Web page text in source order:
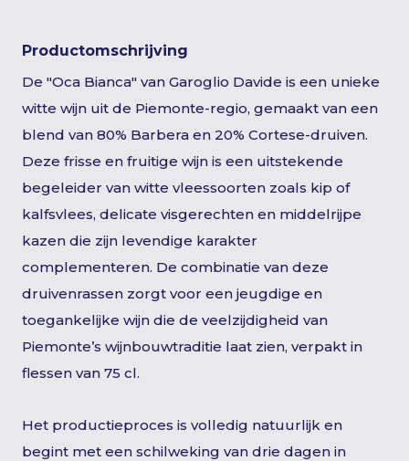
Productomschrijving
De "Oca Bianca" van Garoglio Davide is een unieke
witte wijn uit de Piemonte-regio, gemaakt van een
blend van 80% Barbera en 20% Cortese-druiven.
Deze frisse en fruitige wijn is een uitstekende
begeleider van witte vleessoorten zoals kip of
kalfsvlees, delicate visgerechten en middelrijpe
kazen die zijn levendige karakter
complementeren. De combinatie van deze
druivenrassen zorgt voor een jeugdige en
toegankelijke wijn die de veelzijdigheid van
Piemonte’s wijnbouwtraditie laat zien, verpakt in
flessen van 75 cl.
Het productieproces is volledig natuurlijk en
begint met een schilweking van drie dagen in